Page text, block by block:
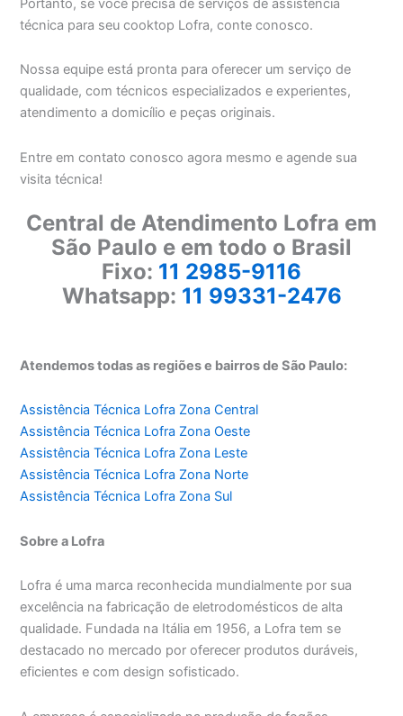
Portanto, se você precisa de serviços de assistência
técnica para seu cooktop Lofra, conte conosco.
Nossa equipe está pronta para oferecer um serviço de
qualidade, com técnicos especializados e experientes,
atendimento a domicílio e peças originais.
Entre em contato conosco agora mesmo e agende sua
visita técnica!
Central de Atendimento Lofra em
São Paulo e em todo o Brasil
Fixo: 11 2985-9116
Whatsapp: 11 99331-2476
Atendemos todas as regiões e bairros de São Paulo:
Assistência Técnica Lofra Zona Central
Assistência Técnica Lofra Zona Oeste
Assistência Técnica Lofra Zona Leste
Assistência Técnica Lofra Zona Norte
Assistência Técnica Lofra Zona Sul
Sobre a Lofra
Lofra é uma marca reconhecida mundialmente por sua
excelência na fabricação de eletrodomésticos de alta
qualidade. Fundada na Itália em 1956, a Lofra tem se
destacado no mercado por oferecer produtos duráveis,
eficientes e com design sofisticado.